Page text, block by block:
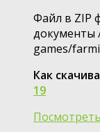
Файл в ZIP
документы
games/
Как
19